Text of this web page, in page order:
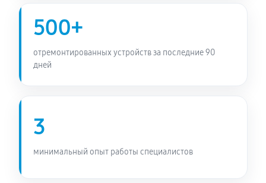
500+
отремонтированных устройств за последние 90
дней
3
минимальный опыт работы специалистов